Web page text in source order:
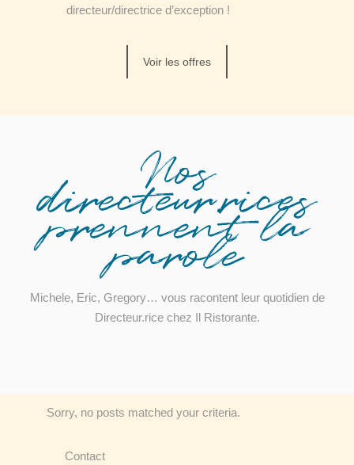
directeur/directrice d’exception !
Voir les offres
Nos
directeur.rices
prennent la
parole
Michele, Eric, Gregory… vous racontent leur quotidien de
Directeur.rice chez Il Ristorante.
Sorry, no posts matched your criteria.
Contact